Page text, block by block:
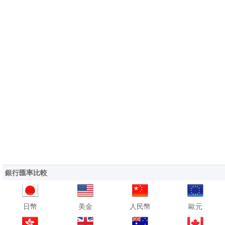
銀行匯率比較
日幣 美金 人民幣 歐元